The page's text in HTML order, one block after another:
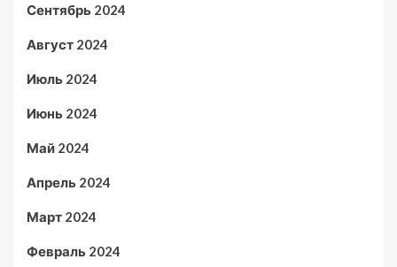
Сентябрь 2024
Август 2024
Июль 2024
Июнь 2024
Май 2024
Апрель 2024
Март 2024
Февраль 2024